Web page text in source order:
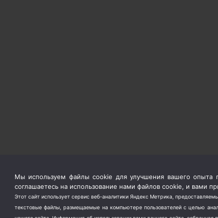
Мы используем файлы cookie для улучшения вашего опыта
соглашаетесь на использование нами файлов cookie, и вами
Этот сайт использует сервис веб-аналитики Яндекс Метрика,
текстовые файлы, размещаемые на компьютере пользователей с целью